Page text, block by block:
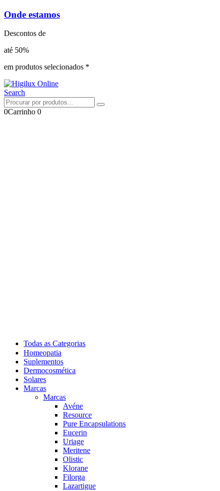
Onde estamos
Descontos de
até 50%
em produtos selecionados *
Search
0Carrinho 0
Todas as Categorias
Homeopatia
Suplementos
Dermocosmética
Solares
Marcas
Marcas
Avéne
Resource
Pure Encapsulations
Eucerin
Uriage
Meritene
Olistic
Klorane
Filorga
Lazartigue